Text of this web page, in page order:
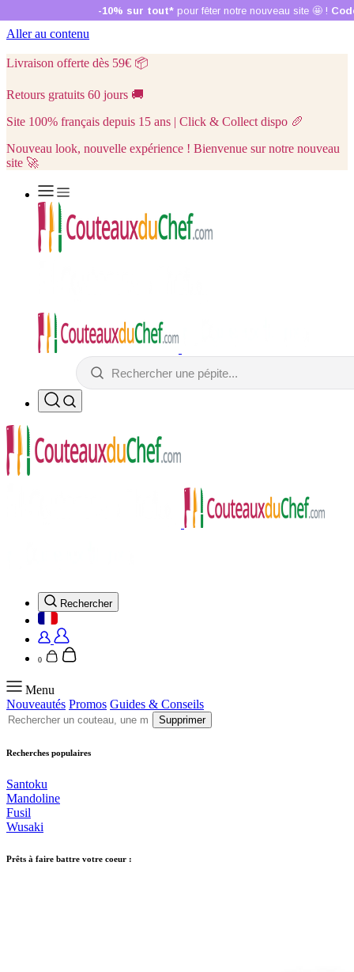
Aller au contenu
Livraison offerte dès 59€ 📦
Retours gratuits 60 jours 🚚
Site 100% français depuis 15 ans | Click & Collect dispo 🥖
Nouveau look, nouvelle expérience ! Bienvenue sur notre nouveau
site 🚀
Rechercher
0
Menu
Nouveautés Promos Guides & Conseils
Supprimer
Recherches populaires
Santoku
Mandoline
Fusil
Wusaki
Prêts à faire battre votre coeur :